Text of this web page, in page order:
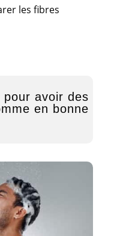
les fibres
pour avoir des
en bonne